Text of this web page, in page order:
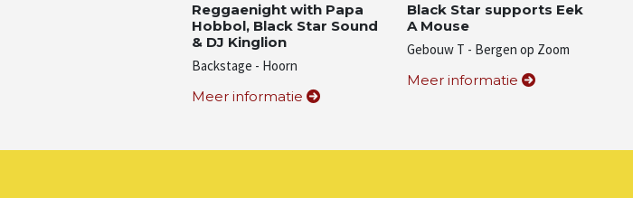
Reggaenight with Papa
Hobbol, Black Star Sound
& DJ Kinglion
Backstage - Hoorn
Meer informatie
Black Star supports Eek
A Mouse
Gebouw T - Bergen op Zoom
Meer informatie